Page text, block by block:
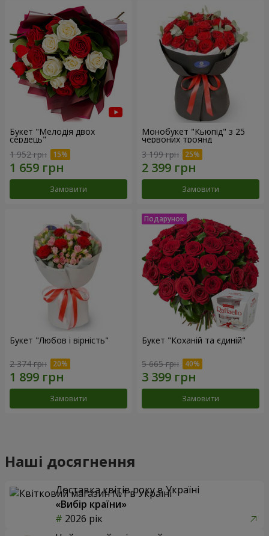
Букет "Мелодія двох
сердець"
1 952 грн
Замовити
Монобукет "Кьюпід" з 25
червоних троянд
3 199 грн
Замовити
Букет "Любов і вірність"
2 374 грн
Замовити
Букет "Коханій та єдиній"
5 665 грн
Замовити
Наші досягнення
Доставка квітів року в Україні
«Вибір країни»
2026 рік